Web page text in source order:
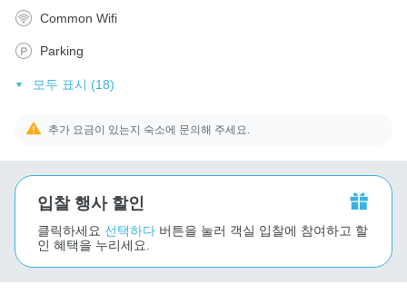
Common Wifi
Parking
모두 표시 (18)
추가 요금이 있는지 숙소에 문의해 주세요.
입찰 행사 할인
클릭하세요 선택하다 버튼을 눌러 객실 입찰에 참여하고 할
인 혜택을 누리세요.